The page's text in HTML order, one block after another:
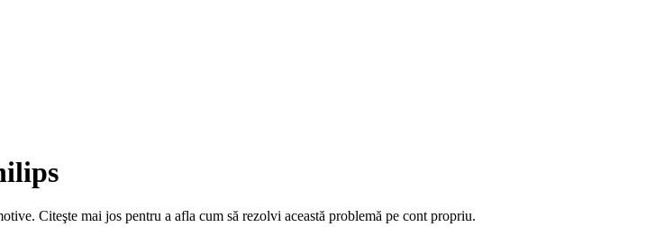
Citeşte mai jos pentru a afla cum să rezolvi această problemă pe cont propriu.